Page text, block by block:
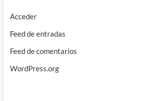
Acceder
Feed de entradas
Feed de comentarios
WordPress.org